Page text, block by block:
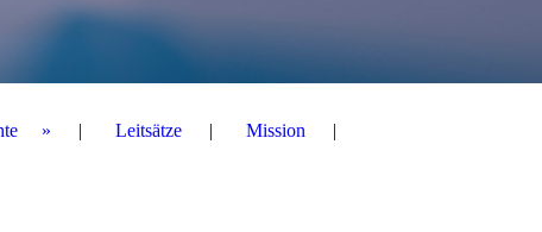
Leitsätze Mission